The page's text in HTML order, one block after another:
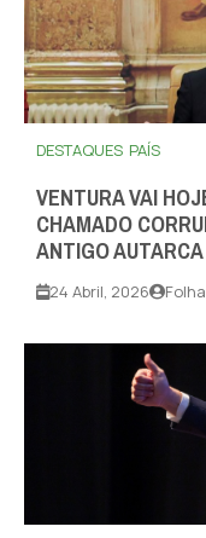
DESTAQUES PAÍS
VENTURA VAI
CHAMADO
ANTIGO
24 Abril, 2026